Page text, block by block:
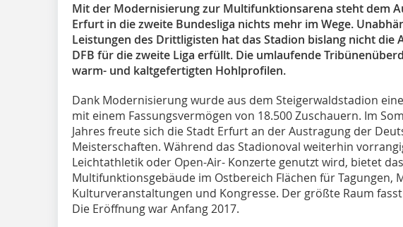
Mit der Modernisierung zur Multifunktionsarena steht dem
Erfurt in die zweite Bundesliga nichts mehr im Wege.
Leistungen des Drittligisten hat das Stadion bislang nicht die
DFB für die zweite Liga erfüllt. Die umlaufende
warm- und kaltgefertigten Hohlprofilen.
Dank Modernisierung wurde aus dem Steigerwaldstadion
mit einem Fassungsvermögen von 18.500 Zuschauern. Im
Jahres freute sich die Stadt Erfurt an der Austragung der
Meisterschaften. Während das Stadionoval weiterhin
Leichtathletik oder Open-Air- Konzerte genutzt wird, bietet
Multifunktionsgebäude im Ostbereich Flächen für Tagungen,
Kulturveranstaltungen und Kongresse. Der größte Raum
Die Eröffnung war Anfang 2017.